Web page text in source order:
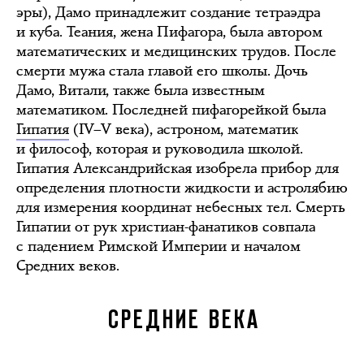
эры), Дамо принадлежит создание тетраэдра
и куба. Теания, жена Пифагора, была автором
математических и медицинских трудов. После
смерти мужа стала главой его школы. Дочь
Дамо, Витали, также была известным
математиком. Последней пифагорейкой была
Гипатия (IV–V века), астроном, математик
и философ, которая и руководила школой.
Гипатия Александрийская изобрела прибор для
определения плотности жидкости и астролябию
для измерения координат небесных тел. Смерть
Гипатии от рук христиан-фанатиков совпала
с падением Римской Империи и началом
Средних веков.
СРЕДНИЕ ВЕКА